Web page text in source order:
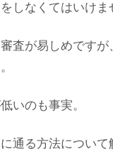
しなくてはいけま
査が易しめです
いのも事実。
通る方法について